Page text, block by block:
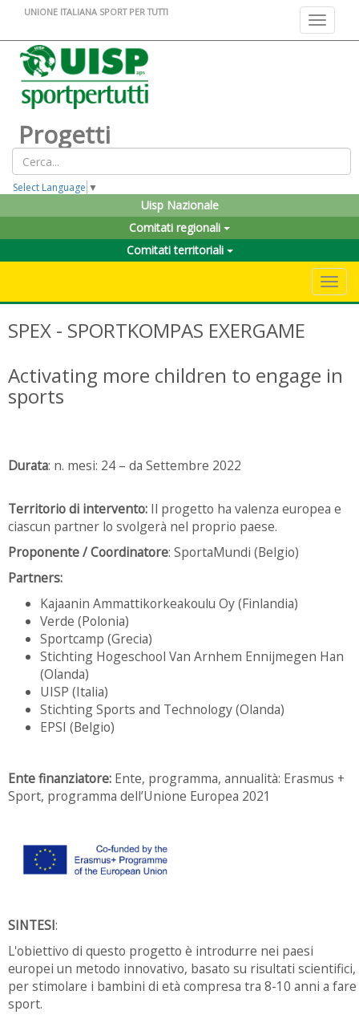
Toggle
UNIONE ITALIANA SPORT PER TUTTI
Progetti
Select Language ▼
Uisp Nazionale
Comitati regionali
Comitati territoriali
SPEX - SPORTKOMPAS EXERGAME
Activating more children to engage in
sports
Durata: n. mesi: 24 – da Settembre 2022
Territorio di intervento: Il progetto ha valenza europea e
ciascun partner lo svolgerà nel proprio paese.
Proponente / Coordinatore: SportaMundi (Belgio)
Partners:
Kajaanin Ammattikorkeakoulu Oy (Finlandia)
Verde (Polonia)
Sportcamp (Grecia)
Stichting Hogeschool Van Arnhem Ennijmegen Han
(Olanda)
UISP (Italia)
Stichting Sports and Technology (Olanda)
EPSI (Belgio)
Ente finanziatore: Ente, programma, annualità: Erasmus +
Sport, programma dell’Unione Europea 2021
SINTESI:
L'obiettivo di questo progetto è introdurre nei paesi
europei un metodo innovativo, basato su risultati scientifici,
per stimolare i bambini di età compresa tra 8-10 anni a fare
sport.